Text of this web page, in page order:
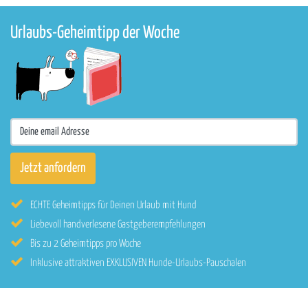
Urlaubs-Geheimtipp der Woche
ECHTE Geheimtipps für Deinen Urlaub mit Hund
Liebevoll handverlesene Gastgeberempfehlungen
Bis zu 2 Geheimtipps pro Woche
Inklusive attraktiven EXKLUSIVEN Hunde-Urlaubs-Pauschalen